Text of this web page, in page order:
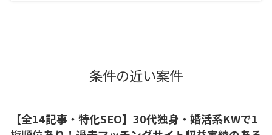
条件の近い案件
【全14記事・特化SEO】30代独身・婚活系KWで1